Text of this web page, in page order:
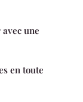
une
en toute